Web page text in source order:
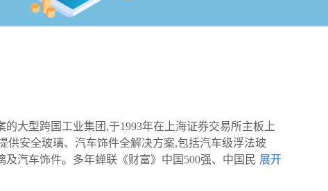
大型跨国工业集团,于1993年在上海证券交易所主板上
供安全玻璃、汽车饰件全解决方案,包括汽车级浮法玻
汽车饰件。多年蝉联《财富》中国500强、中国民